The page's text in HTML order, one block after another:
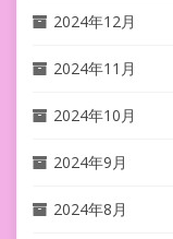
2024年12月
2024年11月
2024年10月
2024年9月
2024年8月